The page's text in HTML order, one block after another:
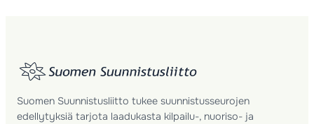
Suomen Suunnistusliitto tukee suunnistusseurojen
edellytyksiä tarjota laadukasta kilpailu-, nuoriso- ja